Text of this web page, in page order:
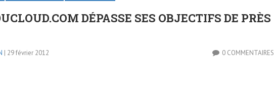
DÉPASSE SES OBJECTIFS DE PRÈS
| 29 février 2012 0 COMMENTAIRES